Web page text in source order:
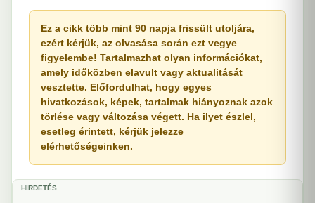
Ez a cikk több mint 90 napja frissült utoljára,
ezért kérjük, az olvasása során ezt vegye
figyelembe! Tartalmazhat olyan információkat,
amely időközben elavult vagy aktualitását
vesztette. Előfordulhat, hogy egyes
hivatkozások, képek, tartalmak hiányoznak azok
törlése vagy változása végett. Ha ilyet észlel,
esetleg érintett, kérjük jelezze
elérhetőségeinken.
HIRDETÉS